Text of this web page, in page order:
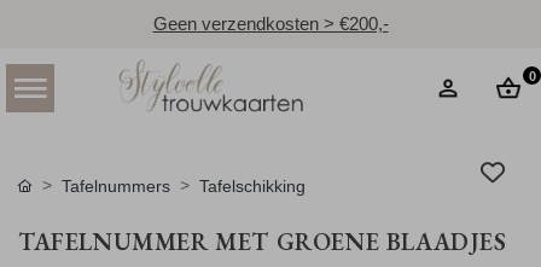
Geen verzendkosten > €200,-
0
Tafelnummers Tafelschikking
TAFELNUMMER MET GROENE BLAADJES